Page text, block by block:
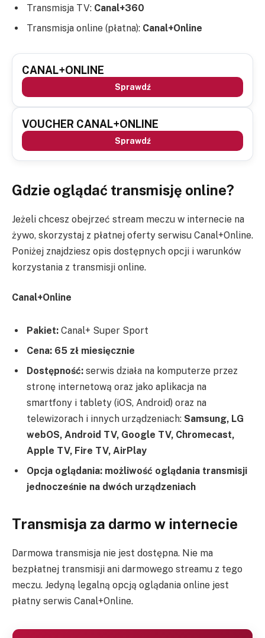
Transmisja TV: Canal+360
Transmisja online (płatna): Canal+Online
CANAL+ONLINE
Sprawdź
VOUCHER CANAL+ONLINE
Sprawdź
Gdzie oglądać transmisję online?
Jeżeli chcesz obejrzeć stream meczu w internecie na
żywo, skorzystaj z płatnej oferty serwisu Canal+Online.
Poniżej znajdziesz opis dostępnych opcji i warunków
korzystania z transmisji online.
Canal+Online
Pakiet: Canal+ Super Sport
Cena: 65 zł miesięcznie
Dostępność: serwis działa na komputerze przez
stronę internetową oraz jako aplikacja na
smartfony i tablety (iOS, Android) oraz na
telewizorach i innych urządzeniach: Samsung, LG
webOS, Android TV, Google TV, Chromecast,
Apple TV, Fire TV, AirPlay
Opcja oglądania: możliwość oglądania transmisji
jednocześnie na dwóch urządzeniach
Transmisja za darmo w internecie
Darmowa transmisja nie jest dostępna. Nie ma
bezpłatnej transmisji ani darmowego streamu z tego
meczu. Jedyną legalną opcją oglądania online jest
płatny serwis Canal+Online.